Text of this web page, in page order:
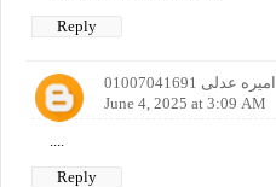
Reply
اميره عدلى 01007041691
June 4, 2025 at 3:09 AM
Reply